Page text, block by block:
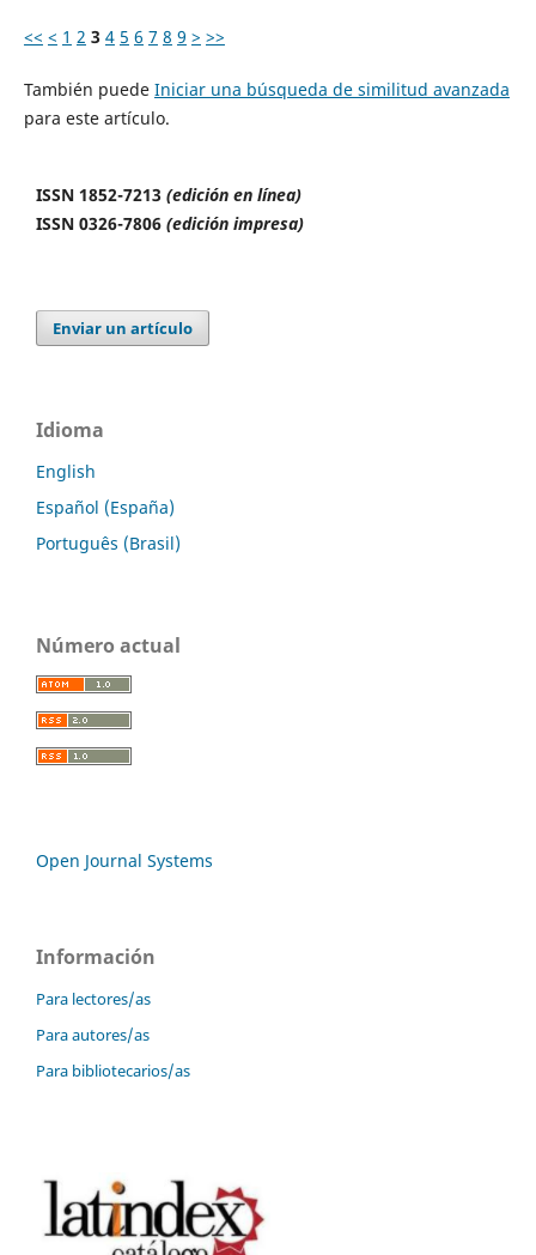
<< < 1 2 3 4 5 6 7 8 9 > >>
También puede Iniciar una búsqueda de similitud avanzada
para este artículo.
ISSN 1852-7213 (edición en línea)
ISSN 0326-7806 (edición impresa)
Enviar un artículo
Idioma
English
Español (España)
Português (Brasil)
Número actual
Open Journal Systems
Información
Para lectores/as
Para autores/as
Para bibliotecarios/as